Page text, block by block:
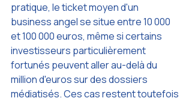
pratique, le ticket moyen d'un
business angel se situe entre 10 000
et 100 000 euros, même si certains
investisseurs particulièrement
fortunés peuvent aller au-delà du
million d'euros sur des dossiers
médiatisés. Ces cas restent toutefois